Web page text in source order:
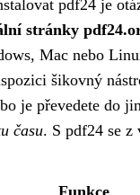
pdf24 je
stránky
Mac nebo
šikovný
je převedete do
času. S pdf24 se z
Funkce